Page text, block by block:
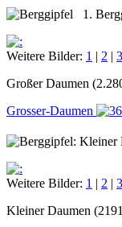
1.
Weitere Bilder: 1 | 2 | 3
Großer Daumen
Grosser-Daumen
Weitere Bilder: 1 2 3
Kleiner Daumen